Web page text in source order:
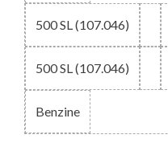
500 SL (107.046)
500 SL (107.046)
Benzine